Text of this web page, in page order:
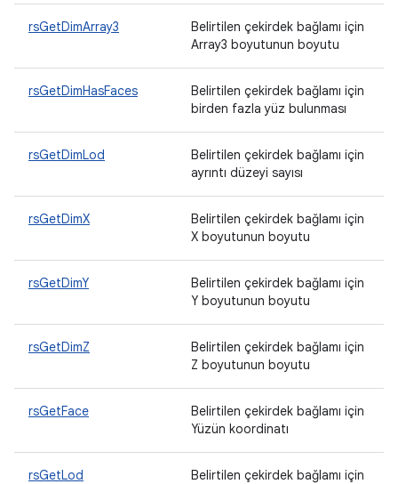
rsGetDimArray3
Belirtilen çekirdek bağlamı için
Array3 boyutunun boyutu
rsGetDimHasFaces
Belirtilen çekirdek bağlamı için
birden fazla yüz bulunması
rsGetDimLod
Belirtilen çekirdek bağlamı için
ayrıntı düzeyi sayısı
rsGetDimX
Belirtilen çekirdek bağlamı için
X boyutunun boyutu
rsGetDimY
Belirtilen çekirdek bağlamı için
Y boyutunun boyutu
rsGetDimZ
Belirtilen çekirdek bağlamı için
Z boyutunun boyutu
rsGetFace
Belirtilen çekirdek bağlamı için
Yüzün koordinatı
rsGetLod
Belirtilen çekirdek bağlamı için